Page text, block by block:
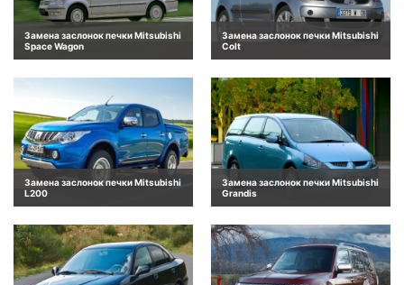
Замена заслонок печки Mitsubishi
Space Wagon
Замена заслонок печки Mitsubishi
Colt
Замена заслонок печки Mitsubishi
L200
Замена заслонок печки Mitsubishi
Grandis